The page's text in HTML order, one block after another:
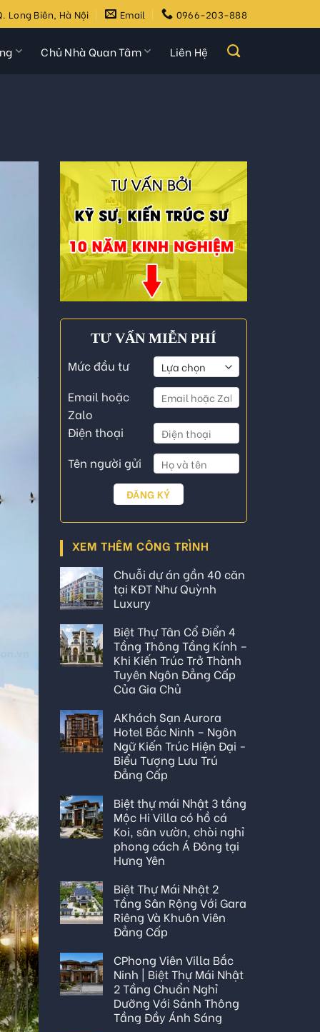
Long Biên, Hà Nội Email 0966-203-888
Chủ Nhà Quan Tâm Liên Hệ
TƯ VẤN MIỄN PHÍ
Mức đầu tư
Email hoặc
Zalo
Điện thoại
Tên người gửi
XEM THÊM CÔNG TRÌNH
Chuỗi dự án gần 40 căn
tại KĐT Như Quỳnh
Luxury
Biệt Thự Tân Cổ Điển 4
Tầng Thông Tầng Kính –
Khi Kiến Trúc Trở Thành
Tuyên Ngôn Đẳng Cấp
Của Gia Chủ
AKhách Sạn Aurora
Hotel Bắc Ninh – Ngôn
Ngữ Kiến Trúc Hiện Đại -
Biểu Tượng Lưu Trú
Đẳng Cấp
Biệt thự mái Nhật 3 tầng
Mộc Hi Villa có hồ cá
Koi, sân vườn, chòi nghỉ
phong cách Á Đông tại
Hưng Yên
Biệt Thự Mái Nhật 2
Tầng Sân Rộng Với Gara
Riêng Và Khuôn Viên
Đẳng Cấp
CPhong Viên Villa Bắc
Ninh | Biệt Thự Mái Nhật
2 Tầng Chuẩn Nghỉ
Dưỡng Với Sảnh Thông
Tầng Đầy Ánh Sáng